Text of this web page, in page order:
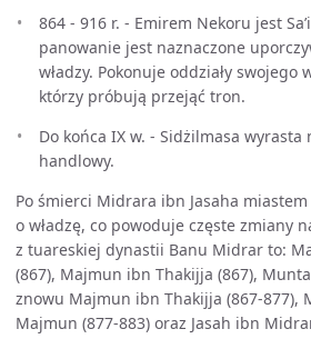
864 - 916 r. - Emirem Nekoru jest
panowanie jest naznaczone
władzy. Pokonuje oddziały
którzy próbują przejąć tron.
Do końca IX w. - Sidżilmasa wyrasta
handlowy.
Po śmierci Midrara ibn Jasaha
o władzę, co powoduje częste zmiany
z tuareskiej dynastii Banu Midrar to:
(867), Majmun ibn Thakijja (867),
znowu Majmun ibn Thakijja (867-877),
Majmun (877-883) oraz Jasah ibn